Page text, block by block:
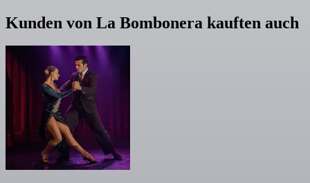
Kunden von La Bombonera kauften auch